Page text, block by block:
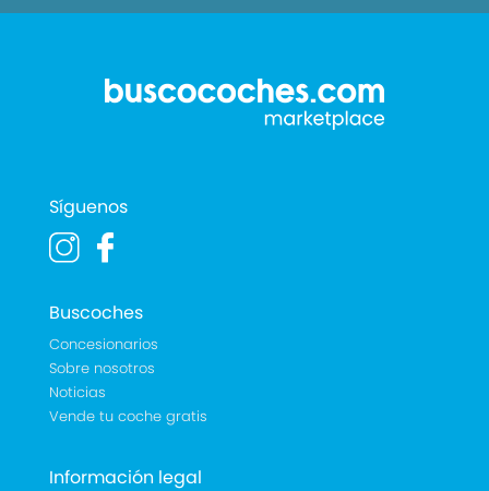
Síguenos
Buscoches
Concesionarios
Sobre nosotros
Noticias
Vende tu coche gratis
Información legal